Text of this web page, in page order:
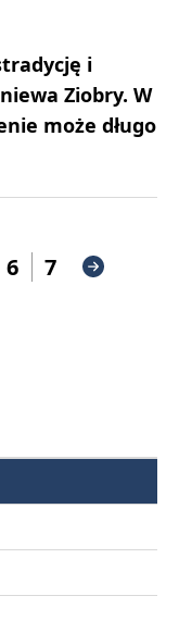
i
Ziobry. W
może długo
6 7